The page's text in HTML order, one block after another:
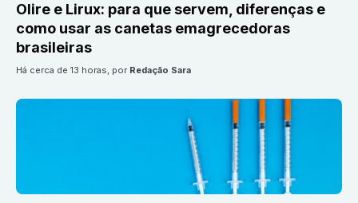
Olire e Lirux: para que servem, diferenças e
como usar as canetas emagrecedoras
brasileiras
há cerca de 13 horas, por Redação Sara